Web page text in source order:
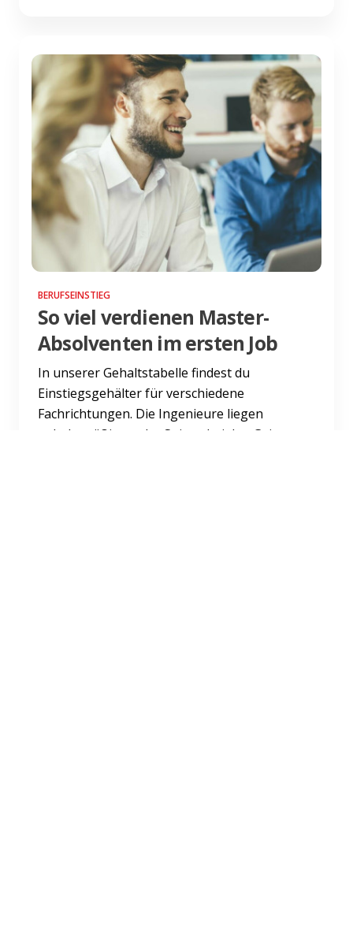
BERUFSEINSTIEG
So viel verdienen Master-
Absolventen im ersten Job
In unserer Gehaltstabelle findest du
Einstiegsgehälter für verschiedene
Fachrichtungen. Die Ingenieure liegen
gehaltsmäßig an der Spitze, bei den Geis...